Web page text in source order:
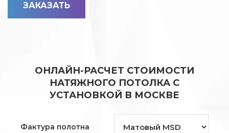
ЗАКАЗАТЬ
ОНЛАЙН-РАСЧЕТ СТОИМОСТИ
НАТЯЖНОГО ПОТОЛКА С
УСТАНОВКОЙ В МОСКВЕ
Фактура полотна